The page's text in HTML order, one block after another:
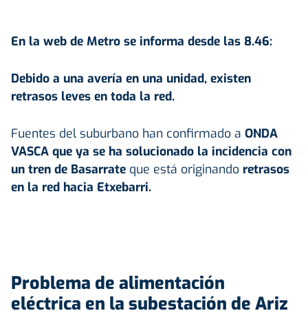
En la web de Metro se informa desde las 8.46:
Debido a una avería en una unidad, existen
retrasos leves en toda la red.
Fuentes del suburbano han confirmado a ONDA
VASCA que ya se ha solucionado la incidencia con
un tren de Basarrate que está originando retrasos
en la red hacia Etxebarri.
Problema de alimentación
eléctrica en la subestación de Ariz